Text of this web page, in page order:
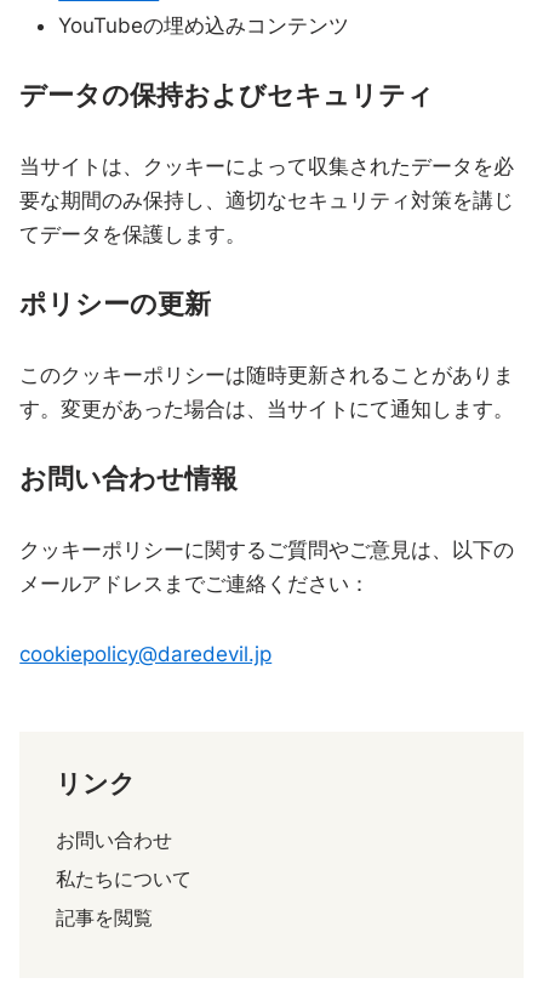
YouTubeの埋め込みコンテンツ
データの保持およびセキュリティ
当サイトは、クッキーによって収集されたデータを必
要な期間のみ保持し、適切なセキュリティ対策を講じ
てデータを保護します。
ポリシーの更新
このクッキーポリシーは随時更新されることがありま
す。変更があった場合は、当サイトにて通知します。
お問い合わせ情報
クッキーポリシーに関するご質問やご意見は、以下の
メールアドレスまでご連絡ください：
cookiepolicy@daredevil.jp
リンク
お問い合わせ
私たちについて
記事を閲覧